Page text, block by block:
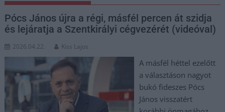
Pócs János újra a régi, másfél percen át szidja
és lejáratja a Szentkirályi cégvezérét (videóval)
2026.04.22. Kiss Lajos
A másfél héttel ezelőtt
a választáson nagyot
bukó fideszes Pócs
János visszatért